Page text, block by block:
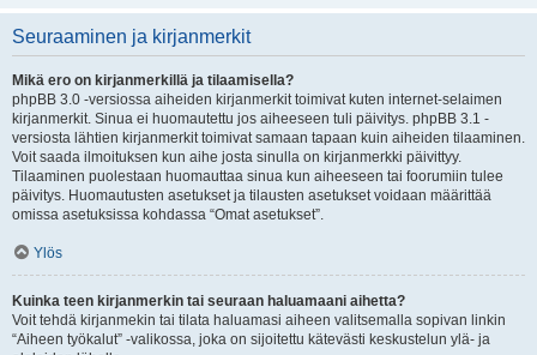
Seuraaminen ja kirjanmerkit
Mikä ero on kirjanmerkillä ja tilaamisella?
phpBB 3.0 -versiossa aiheiden kirjanmerkit toimivat kuten internet-selaimen
kirjanmerkit. Sinua ei huomautettu jos aiheeseen tuli päivitys. phpBB 3.1 -
versiosta lähtien kirjanmerkit toimivat samaan tapaan kuin aiheiden tilaaminen.
Voit saada ilmoituksen kun aihe josta sinulla on kirjanmerkki päivittyy.
Tilaaminen puolestaan huomauttaa sinua kun aiheeseen tai foorumiin tulee
päivitys. Huomautusten asetukset ja tilausten asetukset voidaan määrittää
omissa asetuksissa kohdassa “Omat asetukset”.
Ylös
Kuinka teen kirjanmerkin tai seuraan haluamaani aihetta?
Voit tehdä kirjanmekin tai tilata haluamasi aiheen valitsemalla sopivan linkin
“Aiheen työkalut” -valikossa, joka on sijoitettu kätevästi keskustelun ylä- ja